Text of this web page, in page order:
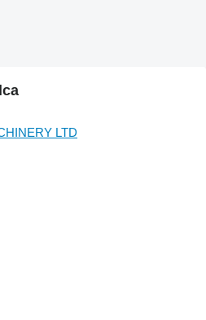
LTD